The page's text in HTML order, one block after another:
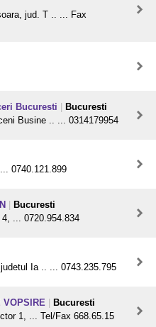
jud. T .. ... Fax
Bucuresti
Bucuresti
Busine .. ... 0314179954
0740.121.899
Bucuresti
... 0720.954.834
Ia .. ... 0743.235.795
VOPSIRE
Bucuresti
1, ... Tel/Fax 668.65.15